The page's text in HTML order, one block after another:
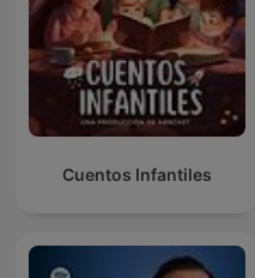
Cuentos Infantiles